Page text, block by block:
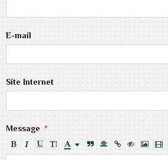
E-mail
Site Internet
Message